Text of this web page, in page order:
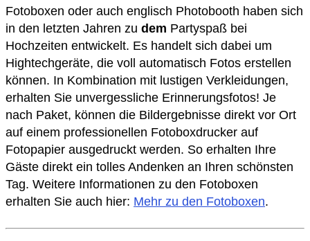
Fotoboxen oder auch englisch Photobooth haben sich
in den letzten Jahren zu dem Partyspaß bei
Hochzeiten entwickelt. Es handelt sich dabei um
Hightechgeräte, die voll automatisch Fotos erstellen
können. In Kombination mit lustigen Verkleidungen,
erhalten Sie unvergessliche Erinnerungsfotos! Je
nach Paket, können die Bildergebnisse direkt vor Ort
auf einem professionellen Fotoboxdrucker auf
Fotopapier ausgedruckt werden. So erhalten Ihre
Gäste direkt ein tolles Andenken an Ihren schönsten
Tag. Weitere Informationen zu den Fotoboxen
erhalten Sie auch hier: Mehr zu den Fotoboxen.